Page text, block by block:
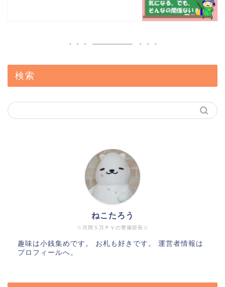
検索
☆月間５万ＰＶの警備部長☆
ねこたろう
趣味は小銭集めです。 お札も好きです。 運営者情報は
プロフィールへ。